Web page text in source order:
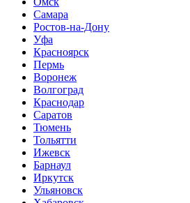
Самара
Ростов-на-Дону
Уфа
Красноярск
Пермь
Воронеж
Волгоград
Краснодар
Саратов
Тюмень
Тольятти
Ижевск
Барнаул
Иркутск
Ульяновск